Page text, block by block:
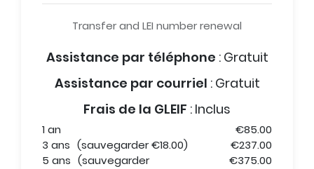
Transfer and LEI number renewal
Assistance par téléphone : Gratuit
Assistance par courriel : Gratuit
Frais de la GLEIF : Inclus
1 an
€85.00
3 ans (sauvegarder €18.00)
€237.00
5 ans (sauvegarder
€375.00